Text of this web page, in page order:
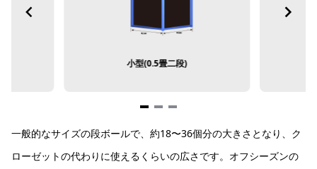
小型(0.5畳二段)
1
of
一般的なサイズの段ボールで、約18〜36個分の大きさとなり、ク
ローゼットの代わりに使えるくらいの広さです。オフシーズンの